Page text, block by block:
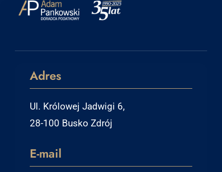
Adres
Ul. Królowej Jadwigi 6,
28-100 Busko Zdrój
E-mail